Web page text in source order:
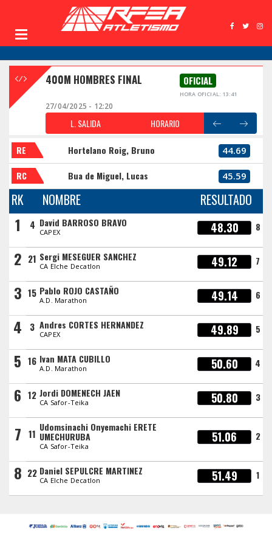
400M HOMBRES FINAL OFICIAL
HORA OFICIAL: 13:41
27/04/2025 - 12:20
L. SALIDA HORARIO
RE Hortelano Roig, Bruno 44.69
RC Bua de Miguel, Lucas 45.59
RK NOMBRE RESULTADO
1 4 David BARROSO BRAVO
CAPEX 48.30 8
2 21 Sergi MESEGUER SANCHEZ
CA Elche Decatlon 49.12 7
3 15 Pablo ROJO CASTAÑO
A.D. Marathon 49.14 6
4 3 Andres CORTES HERNANDEZ
CAPEX 49.89 5
5 16 Ivan MATA CUBILLO
A.D. Marathon 50.60 4
6 12 Jordi DOMENECH JAEN
CA Safor-Teika 50.80 3
7 11
Udomsinachi Onyemachi ERETE
UMECHURUBA
CA Safor-Teika
51.06 2
8 22 Daniel SEPULCRE MARTINEZ
CA Elche Decatlon 51.49 1